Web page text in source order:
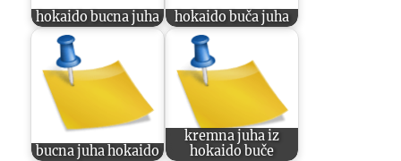
hokaido bucna juha hokaido buča juha
bucna juha hokaido
kremna juha iz
hokaido buče